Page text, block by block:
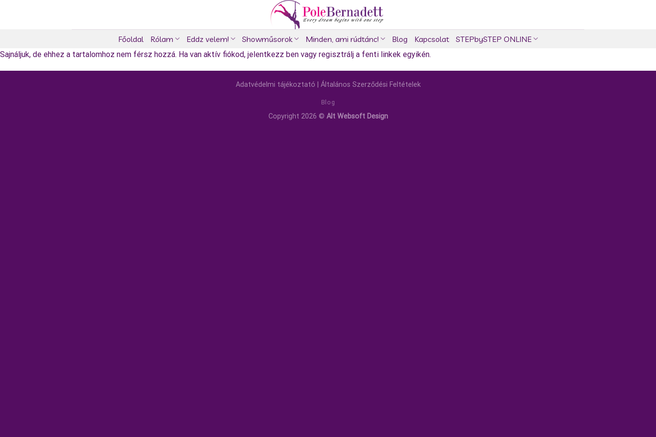
Főoldal Rólam Eddz velem! Showműsorok Minden, ami rúdtánc! Blog Kapcsolat STEPbySTEP ONLINE
Sajnáljuk, de ehhez a tartalomhoz nem férsz hozzá. Ha van aktív fiókod, jelentkezz ben vagy regisztrálj a fenti linkek egyikén.
Adatvédelmi tájékoztató Általános Szerződési Feltételek
Blog
Copyright 2026 © Alt Websoft Design